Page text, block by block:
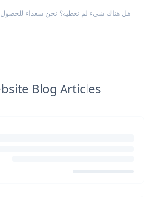
هل هناك شيء لم نغطيه؟ نحن سعداء
Blog Articles